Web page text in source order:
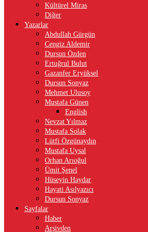
Kültürel Miras
Diğer
Yazarlar
Abdullah Gürgün
Cengiz Aldemir
Dursun Özden
Ertuğrul Bulut
Gazanfer Eryüksel
Dursun Sonyaz
Mehmet Ulusoy
Mustafa Günen
English
Nevzat Yılmaz
Mustafa Solak
Lütfi Özgünaydın
Mustafa Uysal
Orhan Arıoğul
Ümit Şenel
Hüseyin Haydar
Hayati Asılyazıcı
Dursun Sonyaz
Sayfalar
Haber
Arşivden